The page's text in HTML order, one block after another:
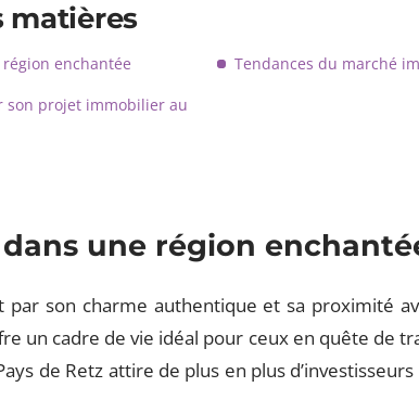
matières
enchantée
Tendances du marché
son projet immobilier au
une région
par son charme authentique et sa proximité
un cadre de vie idéal pour ceux en quête de
de Retz attire de plus en plus